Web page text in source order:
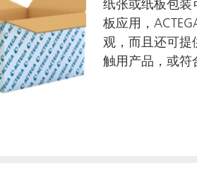
纸张或纸板包装
板应用，
观，而且还可提
触用产品，或符